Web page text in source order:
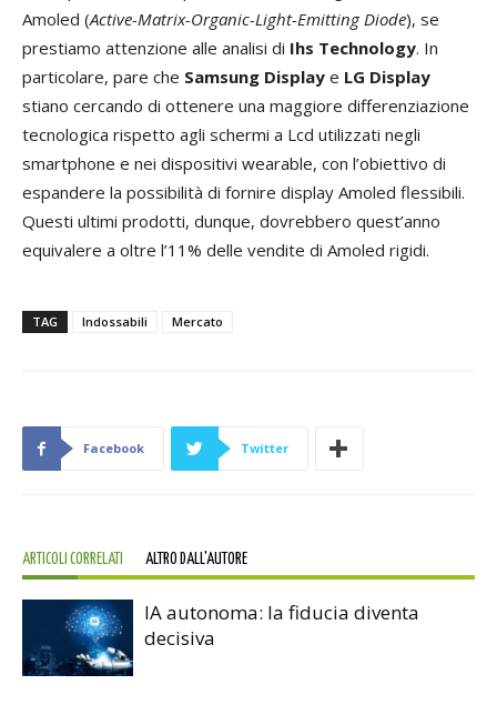
Amoled (Active-Matrix-Organic-Light-Emitting Diode), se
prestiamo attenzione alle analisi di Ihs Technology. In
particolare, pare che Samsung Display e LG Display
stiano cercando di ottenere una maggiore differenziazione
tecnologica rispetto agli schermi a Lcd utilizzati negli
smartphone e nei dispositivi wearable, con l’obiettivo di
espandere la possibilità di fornire display Amoled flessibili.
Questi ultimi prodotti, dunque, dovrebbero quest’anno
equivalere a oltre l’11% delle vendite di Amoled rigidi.
TAG Indossabili Mercato
Facebook Twitter
ARTICOLI CORRELATI ALTRO DALL'AUTORE
IA autonoma: la fiducia diventa
decisiva